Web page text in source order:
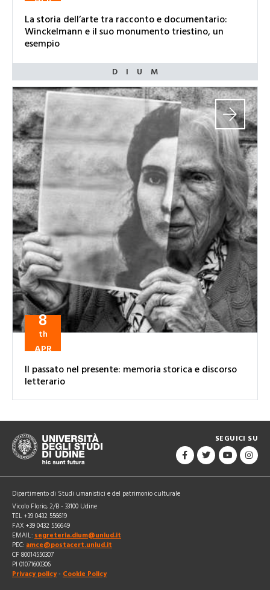
La storia dell’arte tra racconto e documentario:
Winckelmann e il suo monumento triestino, un
esempio
8
th
APR
Il passato nel presente: memoria storica e discorso
letterario
SEGUICI SU
Dipartimento di Studi umanistici e del patrimonio culturale
Vicolo Florio, 2/B - 33100 Udine
TEL +39 0432 556619
FAX +39 0432 556649
EMAIL: segreteria.dium@uniud.it
PEC: amce@postacert.uniud.it
CF 80014550307
PI 01071600306
Privacy policy - Cookie Policy